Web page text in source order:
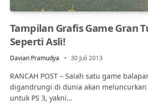
Tampilan Grafis Game Gran
Seperti Asli!
Davian Pramudya 30 Juli 2013
RANCAH POST – Salah satu game
digandrungi di dunia akan
untuk PS 3, yakni…